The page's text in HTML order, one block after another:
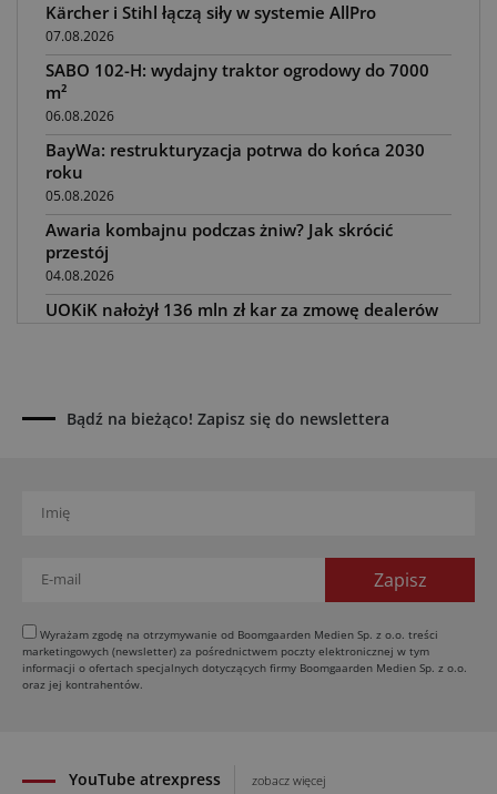
Kärcher i Stihl łączą siły w systemie AllPro
07.08.2026
SABO 102-H: wydajny traktor ogrodowy do 7000
m²
06.08.2026
BayWa: restrukturyzacja potrwa do końca 2030
roku
05.08.2026
Awaria kombajnu podczas żniw? Jak skrócić
przestój
04.08.2026
UOKiK nałożył 136 mln zł kar za zmowę dealerów
Kverneland Tersus 4000: trzy nowe kosiarki
bijakowe
02.08.2026
01.08.2026
Elektryczne maszyny terenowe: 3 kluczowe trendy
31.07.2026
Kukurydza w Polsce: aktualny stan plantacji
30.07.2026
YouTube atrexpress zobacz więcej
Bądź na bieżąco! Zapisz się do newslettera
Wyrażam zgodę na otrzymywanie od Boomgaarden Medien Sp. z o.o. treści
marketingowych (newsletter) za pośrednictwem poczty elektronicznej w tym
informacji o ofertach specjalnych dotyczących firmy Boomgaarden Medien Sp. z o.o.
oraz jej kontrahentów.